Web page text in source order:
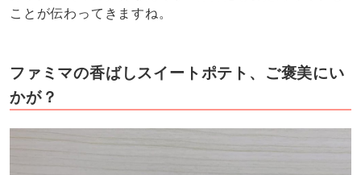
ことが伝わってきますね。
ファミマの香ばしスイートポテト、ご褒美にい
かが？